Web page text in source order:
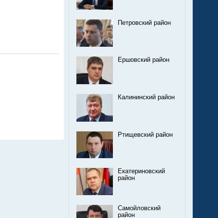
Петровский район
Ершовский район
Калининский район
Ртищевский район
Екатериновский
район
Самойловский
район